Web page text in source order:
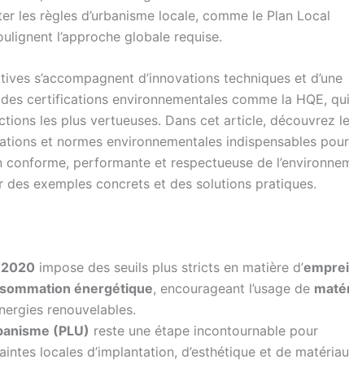
les règles d’urbanisme locale, comme le Plan Local
l’approche globale requise.
s’accompagnent d’innovations techniques et d’une
certifications environnementales comme la HQE, qui
les plus vertueuses. Dans cet article, découvrez
et normes environnementales indispensables pour
conforme, performante et respectueuse de
des exemples concrets et des solutions pratiques.
impose des seuils plus stricts en matière d’
énergétique, encourageant l’usage de
renouvelables.
(PLU) reste une étape incontournable pour
locales d’implantation, d’esthétique et de